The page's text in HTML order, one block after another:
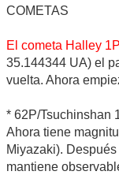
COMETAS
El cometa Halley
35.144344 UA) el
vuelta. Ahora
* 62P/Tsuchinshan
Ahora tiene
Miyazaki).
mantiene